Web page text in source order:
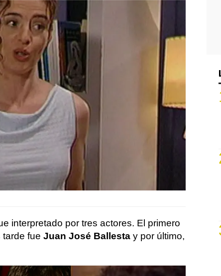
interpretado por tres actores. El primero
tarde fue Juan José Ballesta y por último,